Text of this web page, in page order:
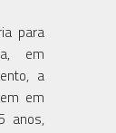
para
em
a
em
anos,